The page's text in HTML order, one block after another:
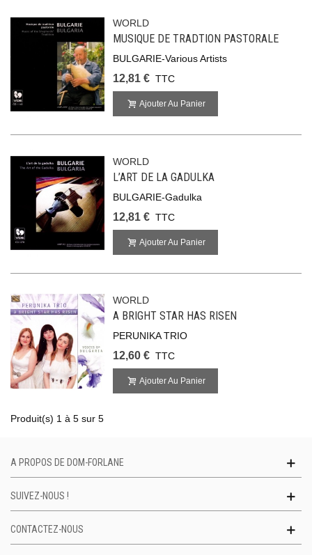
WORLD
MUSIQUE DE TRADTION PASTORALE
BULGARIE-Various Artists
12,81 € TTC
Ajouter Au Panier
WORLD
L’ART DE LA GADULKA
BULGARIE-Gadulka
12,81 € TTC
Ajouter Au Panier
WORLD
A BRIGHT STAR HAS RISEN
PERUNIKA TRIO
12,60 € TTC
Ajouter Au Panier
Produit(s) 1 à 5 sur 5
A PROPOS DE DOM-FORLANE
SUIVEZ-NOUS !
CONTACTEZ-NOUS